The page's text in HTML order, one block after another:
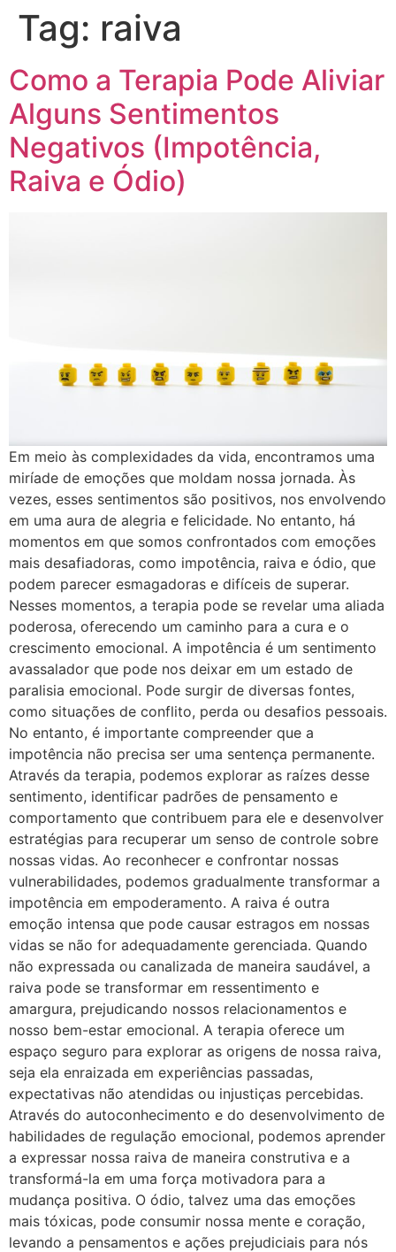
Tag: raiva
Como a Terapia Pode Aliviar
Alguns Sentimentos
Negativos (Impotência,
Raiva e Ódio)
Em meio às complexidades da vida, encontramos uma
miríade de emoções que moldam nossa jornada. Às
vezes, esses sentimentos são positivos, nos envolvendo
em uma aura de alegria e felicidade. No entanto, há
momentos em que somos confrontados com emoções
mais desafiadoras, como impotência, raiva e ódio, que
podem parecer esmagadoras e difíceis de superar.
Nesses momentos, a terapia pode se revelar uma aliada
poderosa, oferecendo um caminho para a cura e o
crescimento emocional. A impotência é um sentimento
avassalador que pode nos deixar em um estado de
paralisia emocional. Pode surgir de diversas fontes,
como situações de conflito, perda ou desafios pessoais.
No entanto, é importante compreender que a
impotência não precisa ser uma sentença permanente.
Através da terapia, podemos explorar as raízes desse
sentimento, identificar padrões de pensamento e
comportamento que contribuem para ele e desenvolver
estratégias para recuperar um senso de controle sobre
nossas vidas. Ao reconhecer e confrontar nossas
vulnerabilidades, podemos gradualmente transformar a
impotência em empoderamento. A raiva é outra
emoção intensa que pode causar estragos em nossas
vidas se não for adequadamente gerenciada. Quando
não expressada ou canalizada de maneira saudável, a
raiva pode se transformar em ressentimento e
amargura, prejudicando nossos relacionamentos e
nosso bem-estar emocional. A terapia oferece um
espaço seguro para explorar as origens de nossa raiva,
seja ela enraizada em experiências passadas,
expectativas não atendidas ou injustiças percebidas.
Através do autoconhecimento e do desenvolvimento de
habilidades de regulação emocional, podemos aprender
a expressar nossa raiva de maneira construtiva e a
transformá-la em uma força motivadora para a
mudança positiva. O ódio, talvez uma das emoções
mais tóxicas, pode consumir nossa mente e coração,
levando a pensamentos e ações prejudiciais para nós